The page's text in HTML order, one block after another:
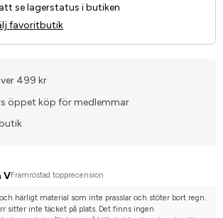
se lagerstatus i butiken
favoritbutik
499 kr
öppet köp för medlemmar
VFramröstad topprecension
sitter inte täcket på plats. Det finns ingen